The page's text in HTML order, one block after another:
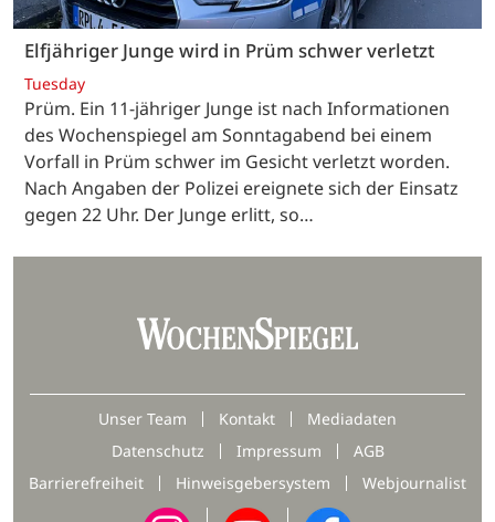
Elfjähriger Junge wird in Prüm schwer verletzt
Tuesday
Prüm. Ein 11-jähriger Junge ist nach Informationen
des Wochenspiegel am Sonntagabend bei einem
Vorfall in Prüm schwer im Gesicht verletzt worden.
Nach Angaben der Polizei ereignete sich der Einsatz
gegen 22 Uhr. Der Junge erlitt, so…
Unser Team Kontakt
Mediadaten
Datenschutz
Impressum
AGB
Barrierefreiheit
Hinweisgebersystem Webjournalist